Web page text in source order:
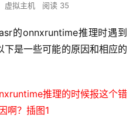
虚拟主机 阅读 35
的onnxruntime推理时遇到
是一些可能的原因和相应的